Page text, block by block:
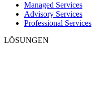
Managed Services
Advisory Services
Professional Services
LÖSUNGEN